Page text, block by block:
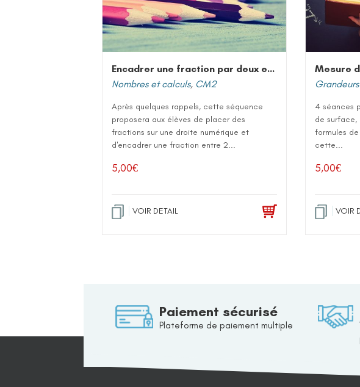
Encadrer une fraction par deux entiers consécutifs
Nombres et calculs, CM2
Après quelques rappels, cette séquence
proposera aux élèves de placer des
fractions sur une droite numérique et
d'encadrer une fraction entre 2...
5,00€
VOIR DETAIL
Mesure
4 séances
de surface,
formules
cette...
5,00€
VOIR
Paiement sécurisé
Plateforme de paiement multiple